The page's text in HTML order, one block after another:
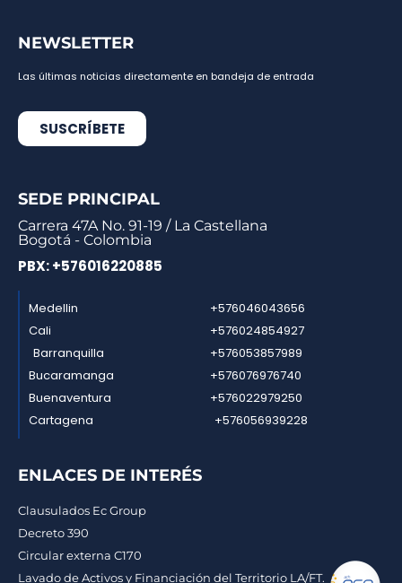
NEWSLETTER
Las últimas noticias directamente en bandeja de entrada
SUSCRÍBETE
SEDE PRINCIPAL
Carrera 47A No. 91-19 / La Castellana
Bogotá - Colombia
PBX: +576016220885
Medellin
Cali
Barranquilla
Bucaramanga
Buenaventura
Cartagena
+576046043656
+576024854927
+576053857989
+576076976740
+576022979250
+576056939228
ENLACES DE INTERÉS
Clausulados Ec Group
Decreto 390
Circular externa C170
Lavado de Activos y Financiación del Territorio LA/FT.